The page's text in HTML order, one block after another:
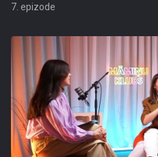
7. epizode